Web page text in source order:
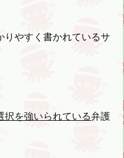
りやすく書かれているサ
択を強いられている弁護